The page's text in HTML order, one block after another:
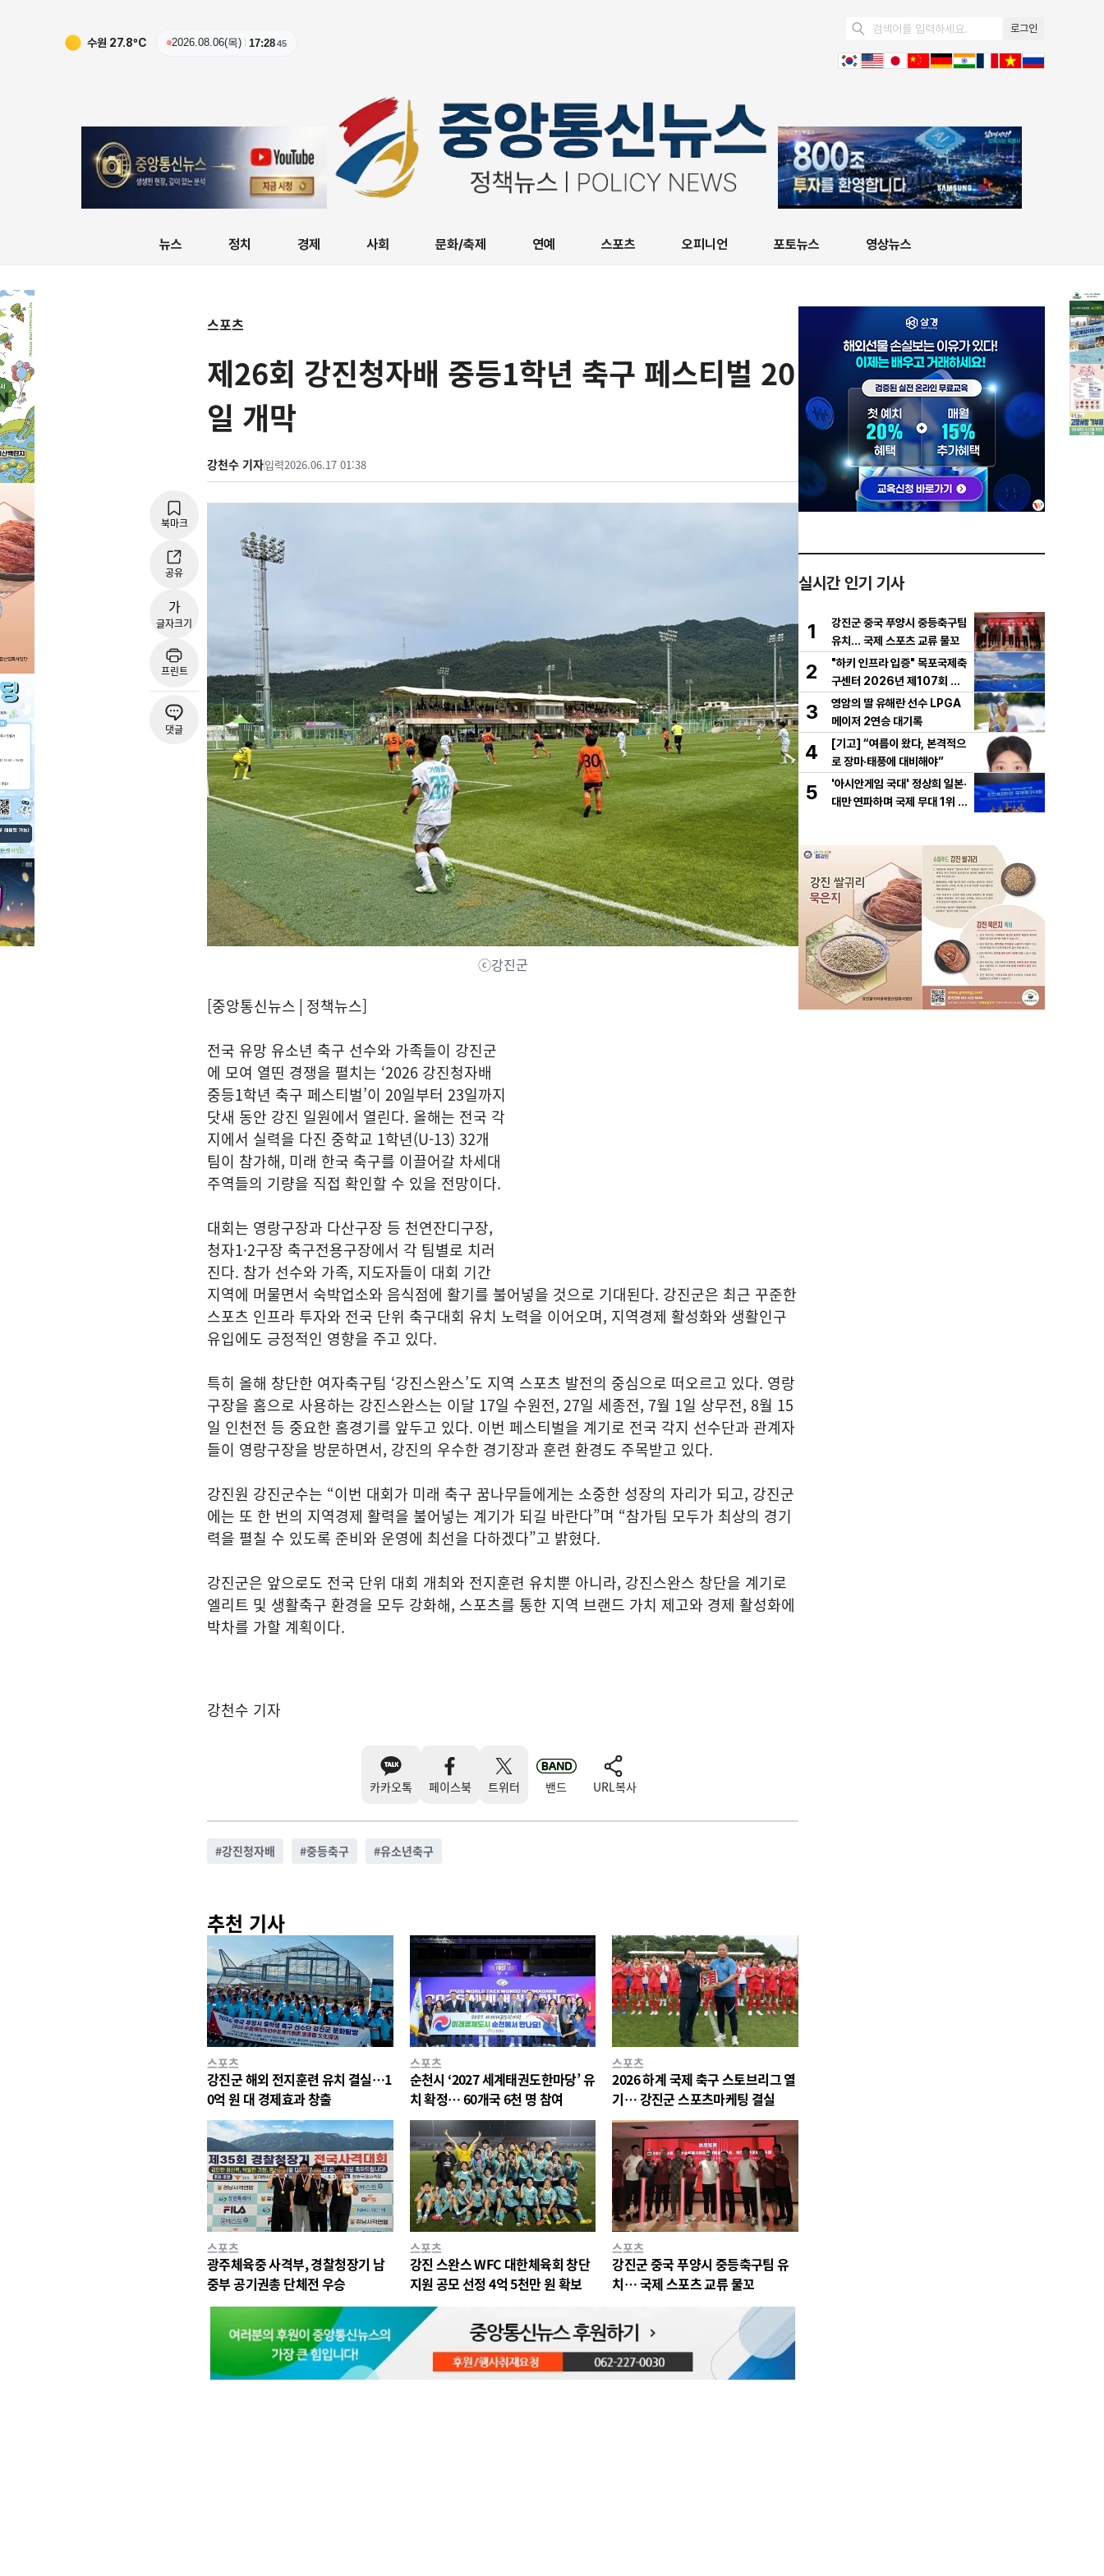
수원 27.8ºC 2026.08.06(목) 17:2846
로그인
뉴스 정치 경제 사회 문화/축제 연예 스포츠 오피니언 포토뉴스 영상뉴스
스포츠
제26회 강진청자배 중등1학년 축구 페스티벌 20
일 개막
강천수 기자입력2026.06.17 01:38
북마크
공유
가
글자크기
프린트
댓글
ⓒ강진군
[중앙통신뉴스│정책뉴스]
전국 유망 유소년 축구 선수와 가족들이 강진군
에 모여 열띤 경쟁을 펼치는 ‘2026 강진청자배
중등1학년 축구 페스티벌’이 20일부터 23일까지
닷새 동안 강진 일원에서 열린다. 올해는 전국 각
지에서 실력을 다진 중학교 1학년(U-13) 32개
팀이 참가해, 미래 한국 축구를 이끌어갈 차세대
주역들의 기량을 직접 확인할 수 있을 전망이다.
대회는 영랑구장과 다산구장 등 천연잔디구장,
청자1·2구장 축구전용구장에서 각 팀별로 치러
진다. 참가 선수와 가족, 지도자들이 대회 기간
지역에 머물면서 숙박업소와 음식점에 활기를 불어넣을 것으로 기대된다. 강진군은 최근 꾸준한
스포츠 인프라 투자와 전국 단위 축구대회 유치 노력을 이어오며, 지역경제 활성화와 생활인구
유입에도 긍정적인 영향을 주고 있다.
특히 올해 창단한 여자축구팀 ‘강진스완스’도 지역 스포츠 발전의 중심으로 떠오르고 있다. 영랑
구장을 홈으로 사용하는 강진스완스는 이달 17일 수원전, 27일 세종전, 7월 1일 상무전, 8월 15
일 인천전 등 중요한 홈경기를 앞두고 있다. 이번 페스티벌을 계기로 전국 각지 선수단과 관계자
들이 영랑구장을 방문하면서, 강진의 우수한 경기장과 훈련 환경도 주목받고 있다.
강진원 강진군수는 “이번 대회가 미래 축구 꿈나무들에게는 소중한 성장의 자리가 되고, 강진군
에는 또 한 번의 지역경제 활력을 불어넣는 계기가 되길 바란다”며 “참가팀 모두가 최상의 경기
력을 펼칠 수 있도록 준비와 운영에 최선을 다하겠다”고 밝혔다.
강진군은 앞으로도 전국 단위 대회 개최와 전지훈련 유치뿐 아니라, 강진스완스 창단을 계기로
엘리트 및 생활축구 환경을 모두 강화해, 스포츠를 통한 지역 브랜드 가치 제고와 경제 활성화에
박차를 가할 계획이다.
강천수 기자
카카오톡 페이스북 트위터 밴드 URL복사
#강진청자배 #중등축구 #유소년축구
추천 기사
스포츠
강진군 해외 전지훈련 유치 결실…1
0억 원 대 경제효과 창출
스포츠
순천시 ‘2027 세계태권도한마당’ 유
치 확정… 60개국 6천 명 참여
스포츠
2026 하계 국제 축구 스토브리그 열
기… 강진군 스포츠마케팅 결실
스포츠
광주체육중 사격부, 경찰청장기 남
중부 공기권총 단체전 우승
스포츠
강진 스완스 WFC 대한체육회 창단
지원 공모 선정 4억 5천만 원 확보
스포츠
강진군 중국 푸양시 중등축구팀 유
치… 국제 스포츠 교류 물꼬
실시간 인기 기사
1
강진군 중국 푸양시 중등축구팀
유치… 국제 스포츠 교류 물꼬
2
"하키 인프라 입증" 목포국제축
구센터 2026년 제107회 전
국체전 경기 유치
3
영암의 딸 유해란 선수 LPGA
메이저 2연승 대기록
4
[기고] “여름이 왔다, 본격적으
로 장마·태풍에 대비해야”
5
'아시안게임 국대' 정상희 일본·
대만 연파하며 국제 무대 1위 달